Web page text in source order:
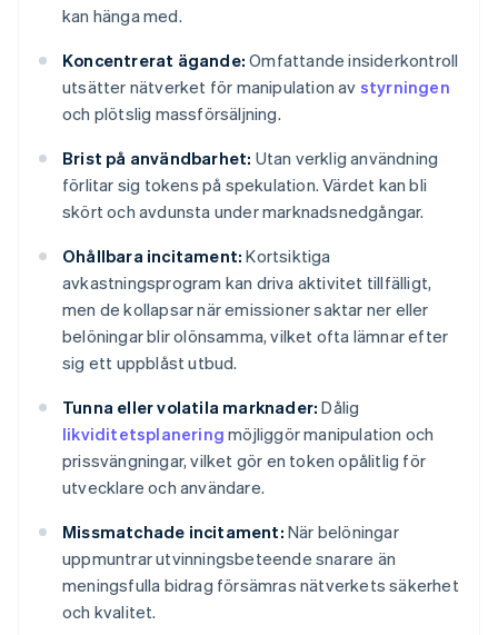
kan hänga med.
Koncentrerat ägande: Omfattande insiderkontroll
utsätter nätverket för manipulation av styrningen
och plötslig massförsäljning.
Brist på användbarhet: Utan verklig användning
förlitar sig tokens på spekulation. Värdet kan bli
skört och avdunsta under marknadsnedgångar.
Ohållbara incitament: Kortsiktiga
avkastningsprogram kan driva aktivitet tillfälligt,
men de kollapsar när emissioner saktar ner eller
belöningar blir olönsamma, vilket ofta lämnar efter
sig ett uppblåst utbud.
Tunna eller volatila marknader: Dålig
likviditetsplanering möjliggör manipulation och
prissvängningar, vilket gör en token opålitlig för
utvecklare och användare.
Missmatchade incitament: När belöningar
uppmuntrar utvinningsbeteende snarare än
meningsfulla bidrag försämras nätverkets säkerhet
och kvalitet.